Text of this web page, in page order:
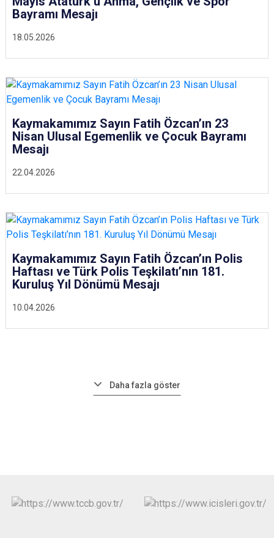
18.05.2026
Bayramı Mesajı
22.04.2026
Kaymakamımız Sayın Fatih Özcan’ın 23
Nisan Ulusal Egemenlik ve Çocuk Bayramı
Mesajı
10.04.2026
Kaymakamımız Sayın Fatih Özcan’ın Polis
Haftası ve Türk Polis Teşkilatı’nın 181.
Kuruluş Yıl Dönümü Mesajı
Daha fazla göster